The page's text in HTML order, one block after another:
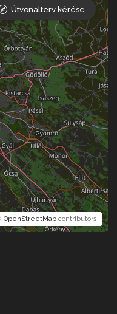
OpenStreetMap contributors
Útvonalterv kérése